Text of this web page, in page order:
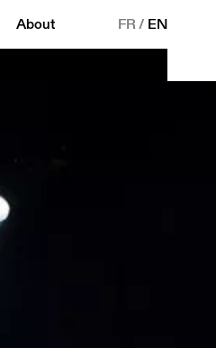
About FR/ EN